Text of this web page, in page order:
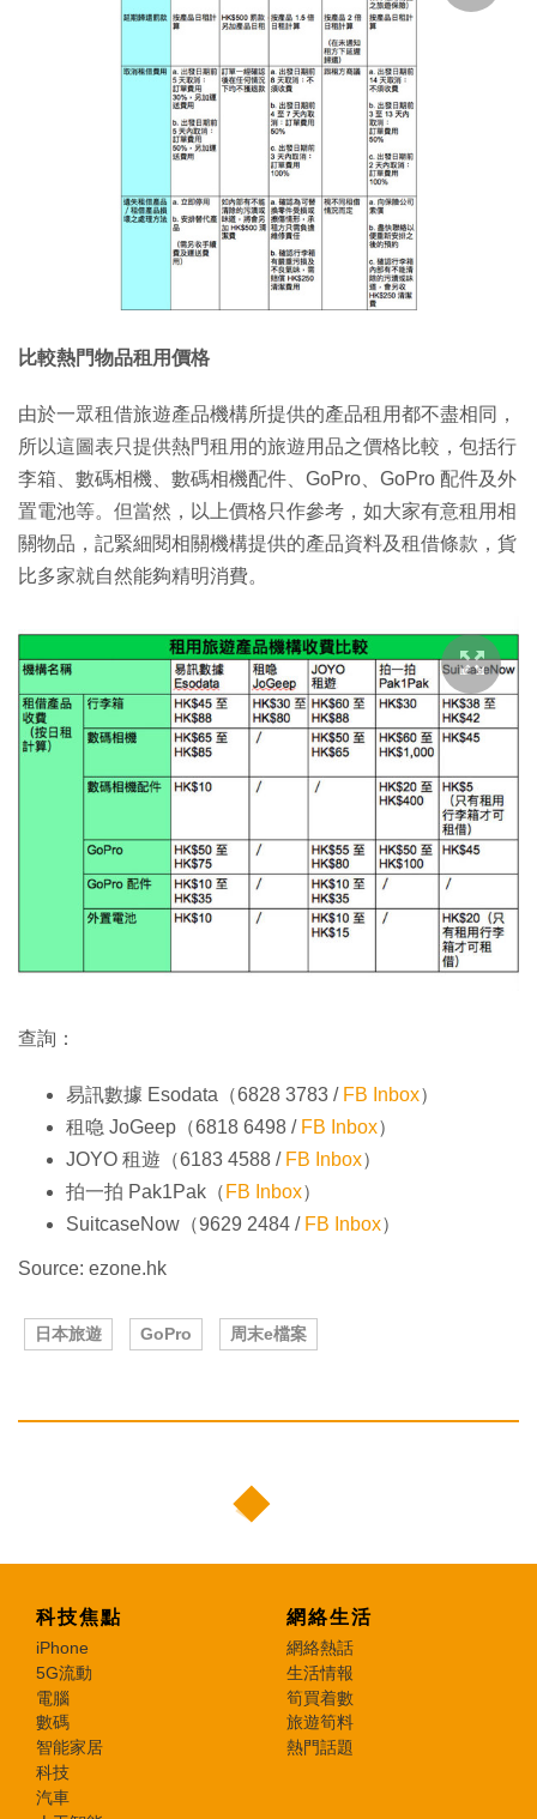
比較熱門物品租用價格
由於一眾租借旅遊產品機構所提供的產品租用都不盡相同，
所以這圖表只提供熱門租用的旅遊用品之價格比較，包括行
李箱、數碼相機、數碼相機配件、GoPro、GoPro 配件及外
置電池等。但當然，以上價格只作參考，如大家有意租用相
關物品，記緊細閱相關機構提供的產品資料及租借條款，貨
比多家就自然能夠精明消費。
查詢：
易訊數據 Esodata（6828 3783 / FB Inbox）
租喼 JoGeep（6818 6498 / FB Inbox）
JOYO 租遊（6183 4588 / FB Inbox）
拍一拍 Pak1Pak（ FB Inbox）
SuitcaseNow（9629 2484 / FB Inbox）
Source: ezone.hk
日本旅遊 GoPro 周末e檔案
科技焦點
iPhone
5G流動
電腦
數碼
智能家居
科技
汽車
網絡生活
網絡熱話
生活情報
筍買着數
旅遊筍料
熱門話題